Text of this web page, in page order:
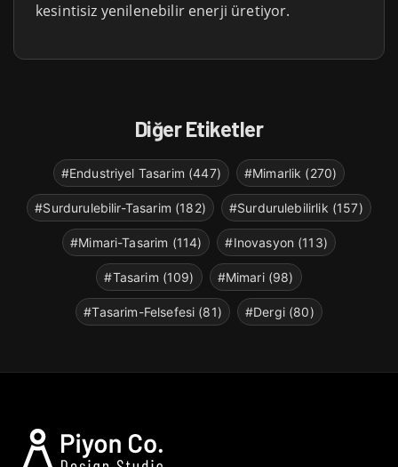
kesintisiz yenilenebilir enerji üretiyor.
Diğer Etiketler
#Endustriyel Tasarim (447) #Mimarlik (270)
#Surdurulebilir-Tasarim (182) #Surdurulebilirlik (157)
#Mimari-Tasarim (114) #Inovasyon (113)
#Tasarim (109) #Mimari (98)
#Tasarim-Felsefesi (81) #Dergi (80)